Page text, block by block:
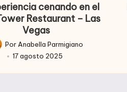
cenando en el
Restaurant – Las
Vegas
Por Anabella Parmigiano
17 agosto 2025